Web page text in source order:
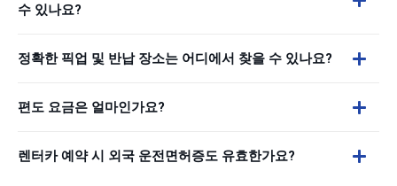
수 있나요?
정확한 픽업 및 반납 장소는 어디에서 찾을 수 있나요?
편도 요금은 얼마인가요?
렌터카 예약 시 외국 운전면허증도 유효한가요?